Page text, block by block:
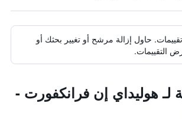
حاول إزالة مرشح أو تغيير بحثك أو
التقييمات.
لـ هوليداي إن فرانكفورت -